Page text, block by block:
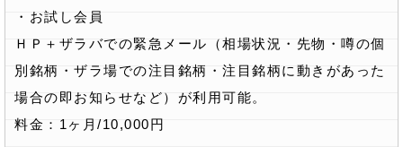
・お試し会員
ＨＰ＋ザラバでの緊急メール（相場状況・先物・噂の個
別銘柄・ザラ場での注目銘柄・注目銘柄に動きがあった
場合の即お知らせなど）が利用可能。
料金：1ヶ月/10,000円